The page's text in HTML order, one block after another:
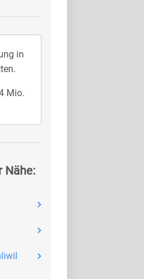
in
Mio.
Nähe: